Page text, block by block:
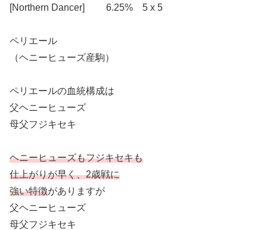
[Northern Dancer] 6.25% 5 x 5
ペリエール
（ヘニーヒューズ産駒）
ペリエールの血統構成は
父ヘニーヒューズ
母父フジキセキ
ヘニーヒューズもフジキセキも
仕上がりが早く、2歳戦に
強い特徴がありますが
父ヘニーヒューズ
母父フジキセキ